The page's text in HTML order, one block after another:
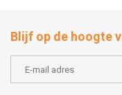
Blijf op de hoogte